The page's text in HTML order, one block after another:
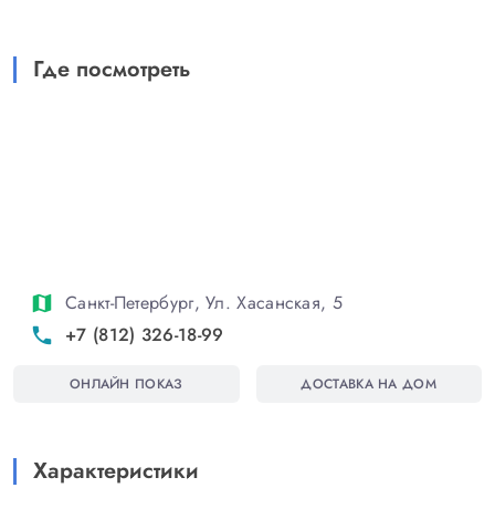
ПОКУПАЛАСЬ НОВОЙ И ЭКСПЛУАТИРОВАЛАСЬ В
- ЭЛЕКТРООБОГРЕВ ЛОБОВОГО СТЕКЛА
- ОБОГРЕВ ПЕРЕДНИЙХ СИДЕНИЙ
- ОБОГРЕВ РУЛЯ
- ЭЛЕКТРОПРИВОД ЗЕРКАЛ
- 2 ПОДУШКИБЕЗОПАСНОСТИ
Где посмотреть
map Санкт-Петербург, Ул. Хасанская, 5
phone +7 (812) 326-18-99
ОНЛАЙН ПОКАЗ ДОСТАВКА НА ДОМ
Характеристики